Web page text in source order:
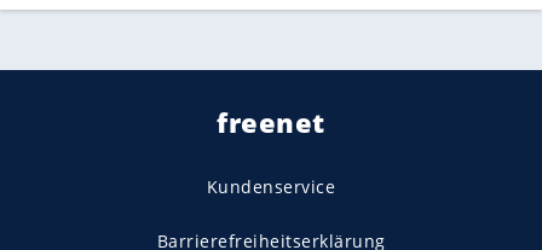
freenet
Kundenservice
Barrierefreiheitserklärung